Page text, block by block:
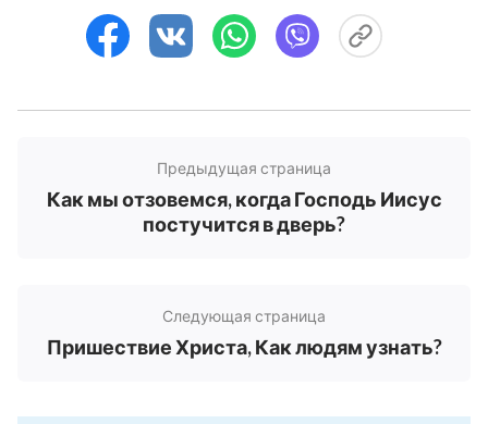
потому, что они могут распознать голос Бога.
Как только они прислушиваются, к ним
почувствовал, что слова этого человека
Никто иной не может говорить такие слова; это
голос Бога. Поэтому я верю в Него. Он Христос,
то есть Бог стал плотью“. Вот такая их
это не Иисус, из Назарета? Разве он не обычный
человек? Как Он может быть Богом? Мы не
Предыдущая страница
Как мы отзовемся, когда Господь Иисус
постучится в дверь?
Следующая страница
Пришествие Христа, Как людям узнать?